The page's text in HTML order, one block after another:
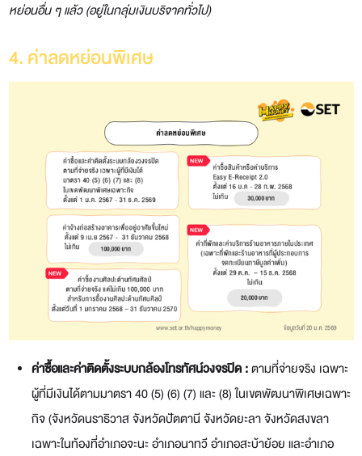
หย่อนอื่น ๆ แล้ว (อยู่ในกลุ่มเงินบริจาคทั่วไป)
4. ค่าลดหย่อนพิเศษ
ค่าซื้อและค่าติดตั้งระบบกล้องโทรทัศน์วงจรปิด :ตามที่จ่ายจริง เฉพาะ
ผู้ที่มีเงินได้ตามมาตรา 40 (5) (6) (7) และ (8) ในเขตพัฒนาพิเศษเฉพาะ
กิจ (จังหวัดนราธิวาส จังหวัดปัตตานี จังหวัดยะลา จังหวัดสงขลา
เฉพาะในท้องที่อำเภอจะนะ อำเภอนาทวี อำเภอสะบ้าย้อย และอำเภอ